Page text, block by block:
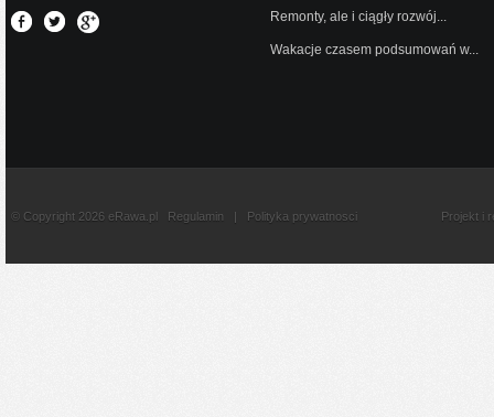
Remonty, ale i ciągły rozwój...
Wakacje czasem podsumowań w...
© Copyright 2026 eRawa.pl Regulamin | Polityka prywatnosci Projekt i